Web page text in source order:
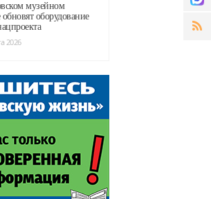
музейном
обновят оборудование
2026